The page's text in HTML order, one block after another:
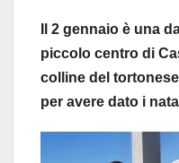
Il 2 gennaio è una
piccolo centro di
colline del
per avere dato i